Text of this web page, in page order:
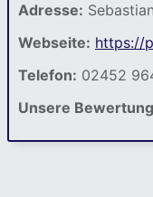
Adresse:
Webseite: https://
Telefon: 02452
Unsere